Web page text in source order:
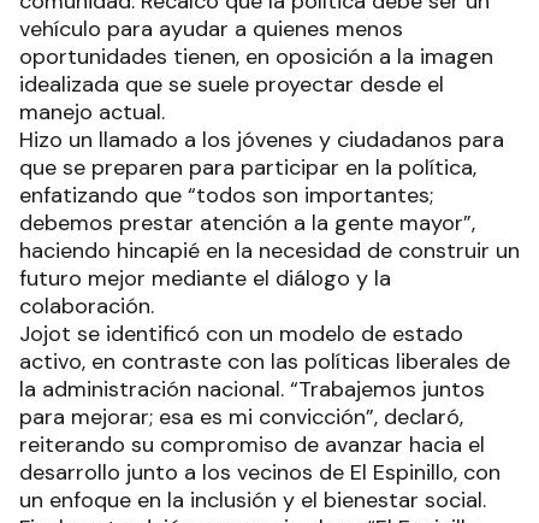
vehículo para ayudar a quienes menos
oportunidades tienen, en oposición a la imagen
idealizada que se suele proyectar desde el
manejo actual.
Hizo un llamado a los jóvenes y ciudadanos para
que se preparen para participar en la política,
enfatizando que “todos son importantes;
debemos prestar atención a la gente mayor”,
haciendo hincapié en la necesidad de construir un
futuro mejor mediante el diálogo y la
colaboración.
Jojot se identificó con un modelo de estado
activo, en contraste con las políticas liberales de
la administración nacional. “Trabajemos juntos
para mejorar; esa es mi convicción”, declaró,
reiterando su compromiso de avanzar hacia el
desarrollo junto a los vecinos de El Espinillo, con
un enfoque en la inclusión y el bienestar social.